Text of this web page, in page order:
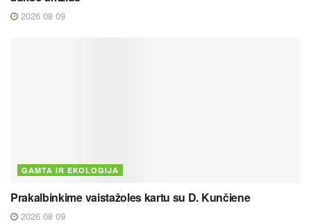
2026 08 09
GAMTA IR EKOLOGIJA
Prakalbinkime vaistažoles kartu su D. Kunčiene
2026 08 09